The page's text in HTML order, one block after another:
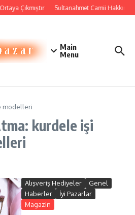
Çıkmıştır Sultanahmet Camii
Main
Menu
modelleri
kurdele işi
Alışveriş Hediyeler
Genel
Haberler
İyi Pazarlar
Magazin